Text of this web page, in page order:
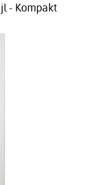
- Kompakt